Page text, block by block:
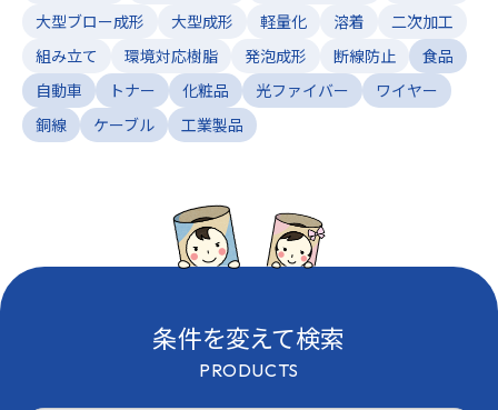
大型ブロー成形
大型成形 軽量化 溶着
二次加工
組み立て
環境対応樹脂 発泡成形 断線防止
食品
自動車
トナー 化粧品 光ファイバー
ワイヤー
銅線
ケーブル 工業製品
条件を変えて検索
PRODUCTS